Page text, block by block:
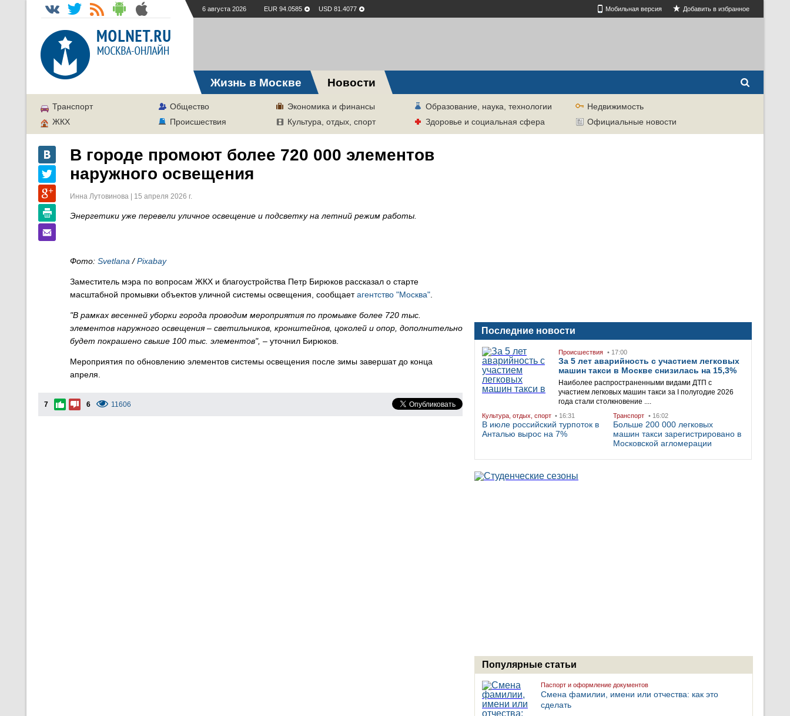
6 августа 2026 EUR 94.0585 USD 81.4077 Мобильная версия Добавить в избранное
Жизнь в Москве Новости
Транспорт Общество Экономика и финансы Образование, наука, технологии
Недвижимость
ЖКХ
Происшествия Культура, отдых, спорт Здоровье и социальная сфера Официальные новости
В городе промоют более 720 000 элементов
наружного освещения
Инна Лутовинова | 15 апреля 2026 г.
Энергетики уже перевели уличное освещение и подсветку на летний режим работы.
Фото: Svetlana /Pixabay
Заместитель мэра по вопросам ЖКХ и благоустройства Петр Бирюков рассказал о старте
масштабной промывки объектов уличной системы освещения, сообщаетагентство "Москва"
"В рамках весенней уборки города проводим мероприятия по промывке более 720 тыс.
элементов наружного освещения – светильников, кронштейнов, цоколей и опор, дополнительно
будет покрашено свыше 100 тыс. элементов", – уточнил Бирюков.
Мероприятия по обновлению элементов системы освещения после зимы завершат до конца
апреля.
7 6 11606
Последние новости
Происшествия • 17:00
За 5 лет аварийность с участием легковых
машин такси в Москве снизилась на 15,3%
Наиболее распространенными видами ДТП с
участием легковых машин такси за I полугодие 2026
года стали столкновение ....
Культура, отдых, спорт • 16:31
В июле российский турпоток в
Анталью вырос на 7%
Транспорт • 16:02
Больше 200 000 легковых
машин такси зарегистрировано в
Московской агломерации
Популярные статьи
Паспорт и оформление документов
Смена фамилии, имени или отчества: как это
сделать